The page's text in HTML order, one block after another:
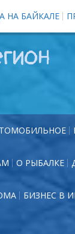
НА БАЙКАЛЕ
О РЫБАЛКЕ
БИЗНЕС В